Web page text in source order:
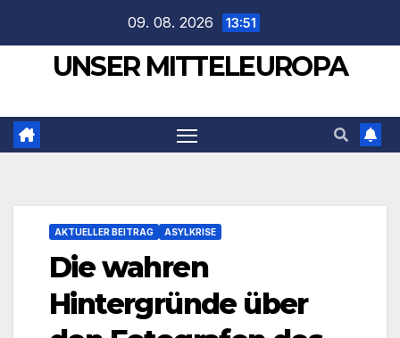
springen
09. 08. 2026 13:51
UNSER MITTELEUROPA
AKTUELLER BEITRAG ASYLKRISE
Die wahren
Hintergründe über